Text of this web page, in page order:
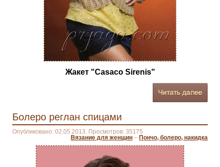
Жакет "Casaco Sirenis"
Болеро реглан спицами
Опубликовано: 02.05.2013. Просмотров: 35175
Вязание для женщин – Пончо, болеро, накидка